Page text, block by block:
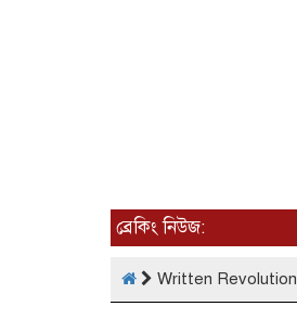
ব্রেকিং নিউজ:
Written Revolution